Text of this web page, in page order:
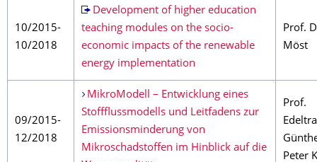
10/2015-
10/2018
Development of higher education
teaching modules on the socio-
economic impacts of the renewable
energy implementation
Prof.
Möst
09/2015-
12/2018
MikroModell – Entwicklung eines
Stoffflussmodells und Leitfadens zur
Emissionsminderung von
Mikroschadstoffen im Hinblick auf die
Prof.
Peter